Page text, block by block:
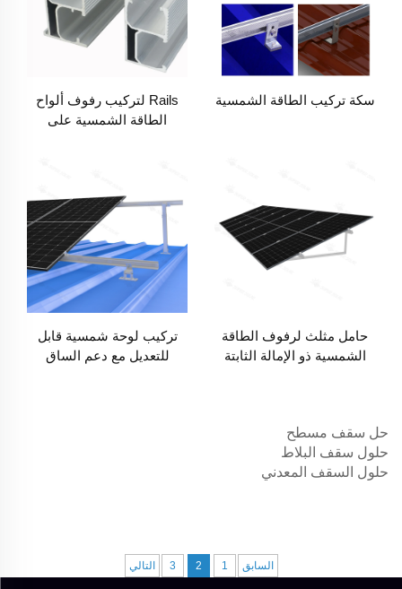
سكة تركيب الطاقة الشمسية
Rails لتركيب رفوف ألواح
الطاقة الشمسية على
حامل مثلث لرفوف الطاقة
الشمسية ذو الإمالة الثابتة
تركيب لوحة شمسية قابل
للتعديل مع دعم الساق
حل سقف مسطح
حلول سقف البلاط
حلول السقف المعدني
السابق 1
2
3 التالي